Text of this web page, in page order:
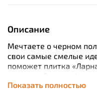
Описание
Мечтаете о черном
свои самые смелые
поможет плитка
цвет, необычная
притягивают
Показать полностью